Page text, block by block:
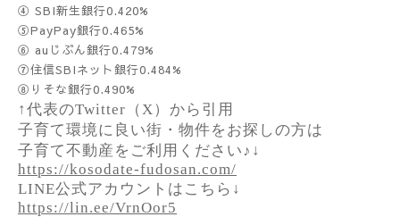
④ SBI新生銀行0.420%
⑤PayPay銀行0.465%
⑥ auじぶん銀行0.479%
⑦住信SBIネット銀行0.484%
⑧りそな銀行0.490%
↑代表のTwitter（X）から引用
子育て環境に良い街・物件をお探しの方は
子育て不動産をご利用ください♪↓
https://kosodate-fudosan.com/
LINE公式アカウントはこちら↓
https://lin.ee/VrnOor5